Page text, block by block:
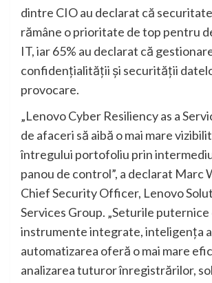
dintre CIO au declarat că
rămâne o prioritate de top pentru
IT, iar 65% au declarat că
confidențialității și securității
provocare.
„Lenovo Cyber Resiliency as a
de afaceri să aibă o mai mare
întregului portofoliu prin
panou de control”, a declarat Marc
Chief Security Officer, Lenovo
Services Group. „Seturile puternice
instrumente integrate, inteligența
automatizarea oferă o mai mare
analizarea tuturor înregistrărilor,